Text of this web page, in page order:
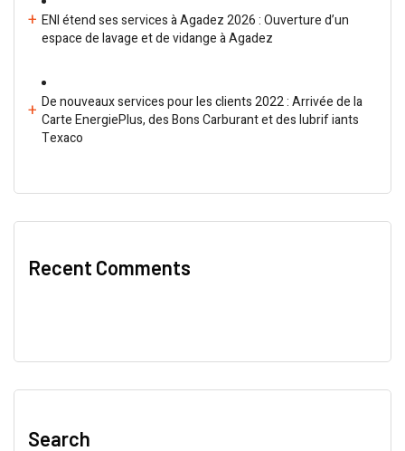
ENI étend ses services à Agadez 2026 : Ouverture d’un
espace de lavage et de vidange à Agadez
De nouveaux services pour les clients 2022 : Arrivée de la
Carte EnergiePlus, des Bons Carburant et des lubrif iants
Texaco
Recent Comments
Search